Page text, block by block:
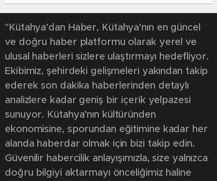
"Kütahya’dan Haber, Kütahya’nın en güncel
ve doğru haber platformu olarak yerel ve
ulusal haberleri sizlere ulaştırmayı hedefliyor.
Ekibimiz, şehirdeki gelişmeleri yakından takip
ederek son dakika haberlerinden detaylı
analizlere kadar geniş bir içerik yelpazesi
sunuyor. Kütahya’nın kültüründen
ekonomisine, sporundan eğitimine kadar her
alanda haberdar olmak için bizi takip edin.
Güvenilir habercilik anlayışımızla, size yalnızca
doğru bilgiyi aktarmayı önceliğimiz haline